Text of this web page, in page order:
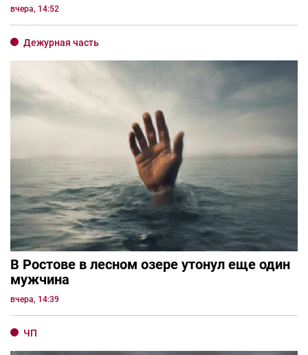
вчера, 14:52
Дежурная часть
В Ростове в лесном озере утонул еще один
мужчина
вчера, 14:39
ЧП